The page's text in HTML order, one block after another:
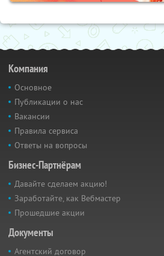
Компания
Основное
Публикации о нас
Вакансии
Правила сервиса
Ответы на вопросы
Бизнес-Партнёрам
Давайте сделаем акцию!
Заработайте, как Вебмастер
Прошедшие акции
Документы
Агентский договор